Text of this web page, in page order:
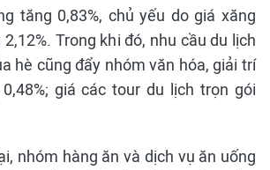
tăng 0,83%, chủ yếu do giá xăng
Trong khi đó, nhu cầu du lịch
hè cũng đẩy nhóm văn hóa, giải trí
giá các tour du lịch trọn gói
nhóm hàng ăn và dịch vụ ăn uống